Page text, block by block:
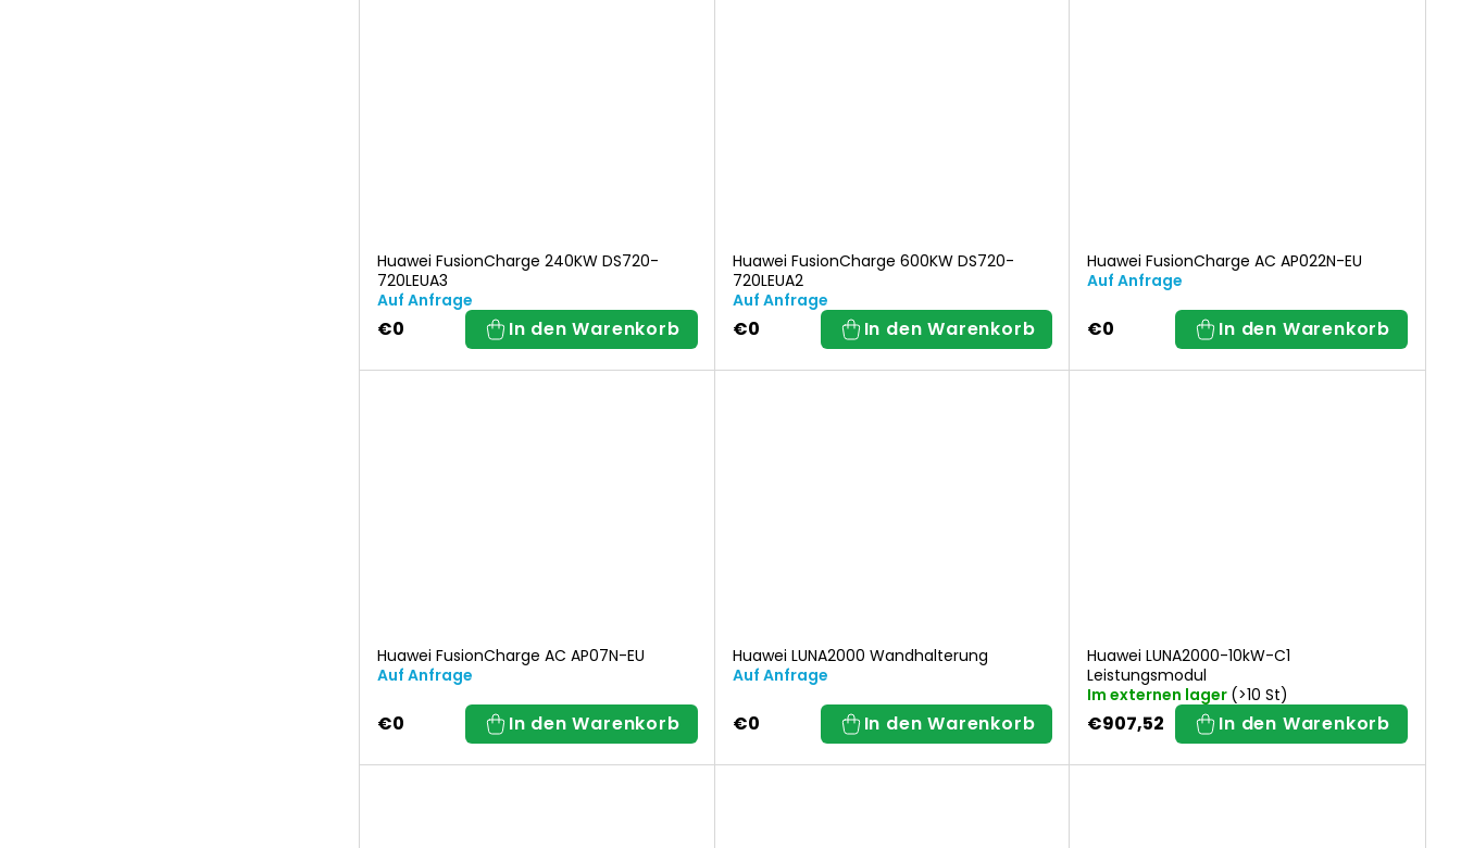
Huawei FusionCharge 240KW DS720-
720LEUA3
Auf Anfrage
€0 In den Warenkorb
Huawei FusionCharge 600KW DS720-
720LEUA2
Auf Anfrage
€0 In den Warenkorb
Huawei FusionCharge AC AP022N-EU
Auf Anfrage
€0 In den Warenkorb
Huawei FusionCharge AC AP07N-EU
Auf Anfrage
€0 In den Warenkorb
Huawei LUNA2000 Wandhalterung
Auf Anfrage
€0 In den Warenkorb
Huawei LUNA2000-10kW-C1
Leistungsmodul
Im externen lager (>10 St)
€907,52 In den Warenkorb